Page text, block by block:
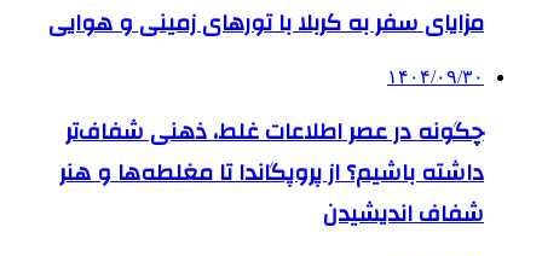
مزایای سفر به کربلا با تورهای زمینی و هوایی
۱۴۰۴/۰۹/۳۰
چگونه در عصر اطلاعات غلط، ذهنی شفاف‌تر
داشته باشیم؟ از پروپگاندا تا مغلطه‌ها و هنر
شفاف اندیشیدن